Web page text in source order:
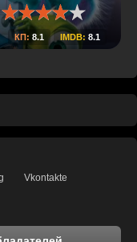
КП: 8.1 IMDB: 8.1
Vkontakte